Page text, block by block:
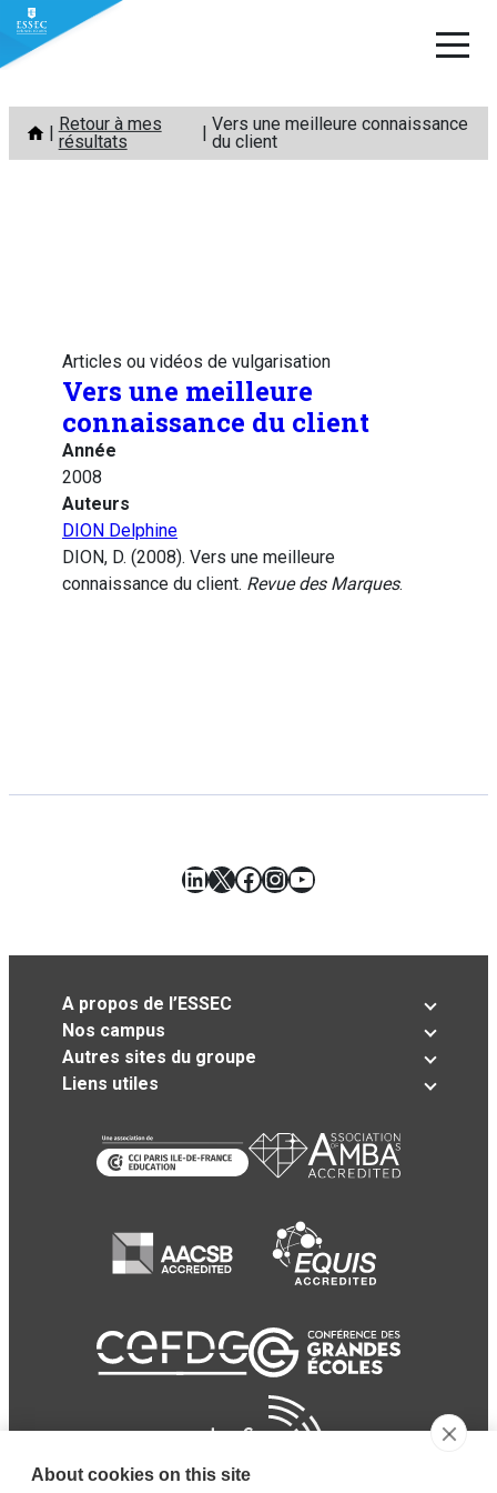
Aller
contenu
Retour à mes
résultats
Vers une meilleure connaissance
du client
Articles ou vidéos de vulgarisation
Vers une meilleure
connaissance du client
Année
2008
Auteurs
DION Delphine
DION, D. (2008). Vers une meilleure
connaissance du client. Revue des Marques.
LinkedIn
X Facebook
Instagram
YouTube
A propos de l’ESSEC
Nos campus
Autres sites du groupe
Liens utiles
About cookies on this site